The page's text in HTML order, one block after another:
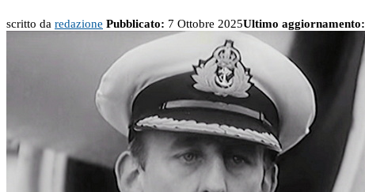
scritto da redazione Pubblicato: 7 Ottobre 2025Ultimo aggiornamento: